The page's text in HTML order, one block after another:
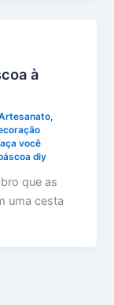
à
,
você
diy
que as
uma cesta